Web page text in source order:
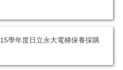
學年度日立永大電梯保養採購